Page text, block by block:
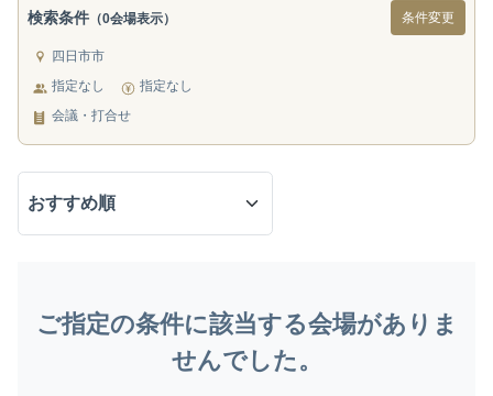
検索条件 （0会場表示） 条件変更
四日市市
指定なし
指定なし
会議・打合せ
ご指定の条件に該当する会場がありま
せんでした。